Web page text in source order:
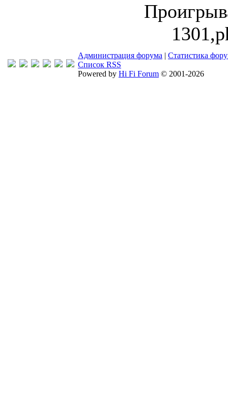
Администрация форума | Статистика
Список RSS
Powered by Hi Fi Forum © 2001-2026